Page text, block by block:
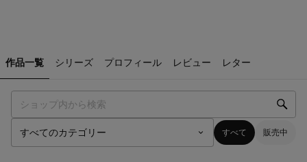
作品一覧 シリーズ プロフィール レビュー レター
すべて 販売中